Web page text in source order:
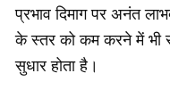
प्रभाव दिमाग पर अनंत
के स्तर को कम करने में भी
सुधार होता है।